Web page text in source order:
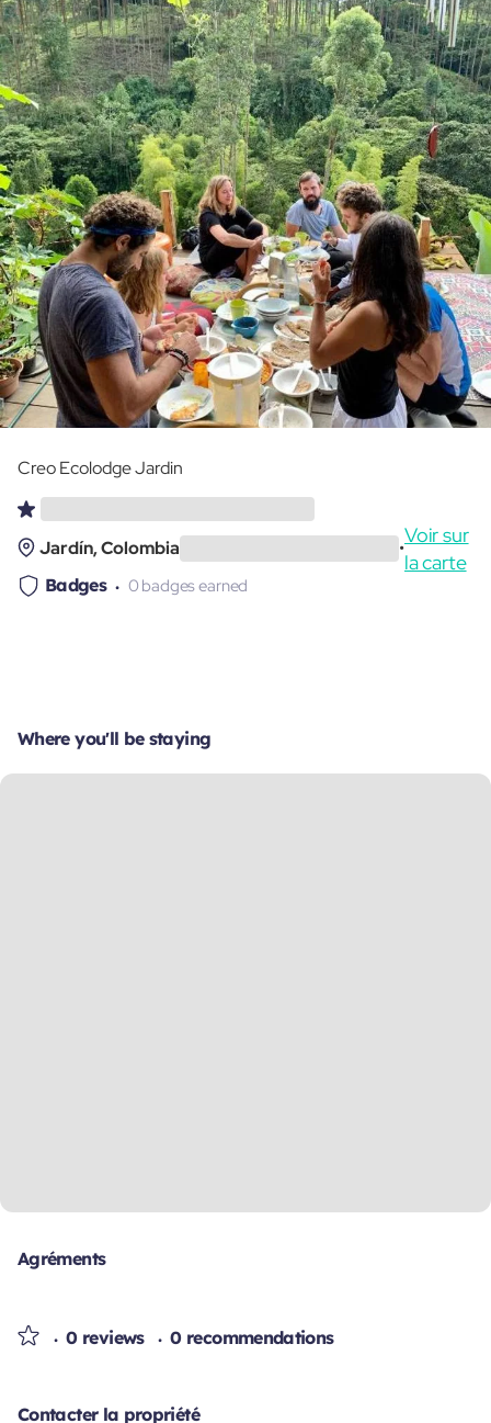
Creo Ecolodge Jardin
Jardín, Colombia •
Voir sur
la carte
Badges 0 badges earned
Where you'll be staying
Agréments
0 reviews 0 recommendations
Contacter la propriété